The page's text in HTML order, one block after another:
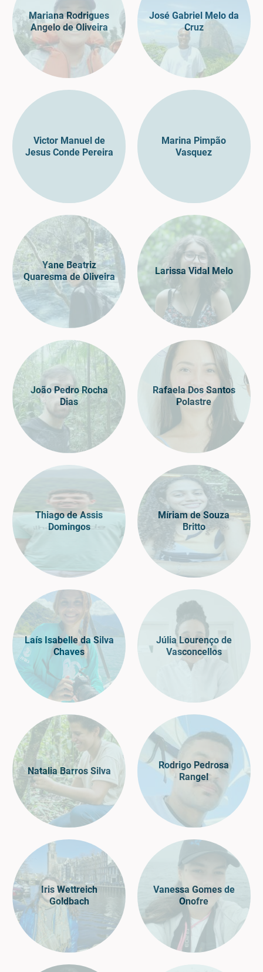
Mariana Rodrigues
Angelo de Oliveira
José Gabriel Melo da
Cruz
Victor Manuel de
Jesus Conde Pereira
Marina Pimpão
Vasquez
Yane Beatriz
Quaresma de Oliveira
Larissa Vidal Melo
João Pedro Rocha
Dias
Rafaela Dos Santos
Polastre
Thiago de Assis
Domingos
Míriam de Souza
Britto
Laís Isabelle da Silva
Chaves
Júlia Lourenço de
Vasconcellos
Natalia Barros Silva
Rodrigo Pedrosa
Rangel
Iris Wettreich
Goldbach
Vanessa Gomes de
Onofre